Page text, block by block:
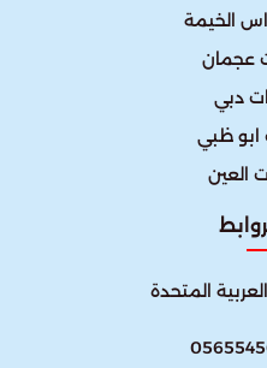
الخيمة
عجمان
دبي
ظبي
العين
المتحدة​